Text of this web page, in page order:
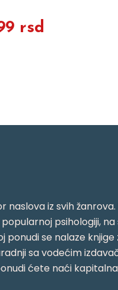
rsd
iz svih
psihologiji,
se nalaze knjige
sa vodećim
ćete naći